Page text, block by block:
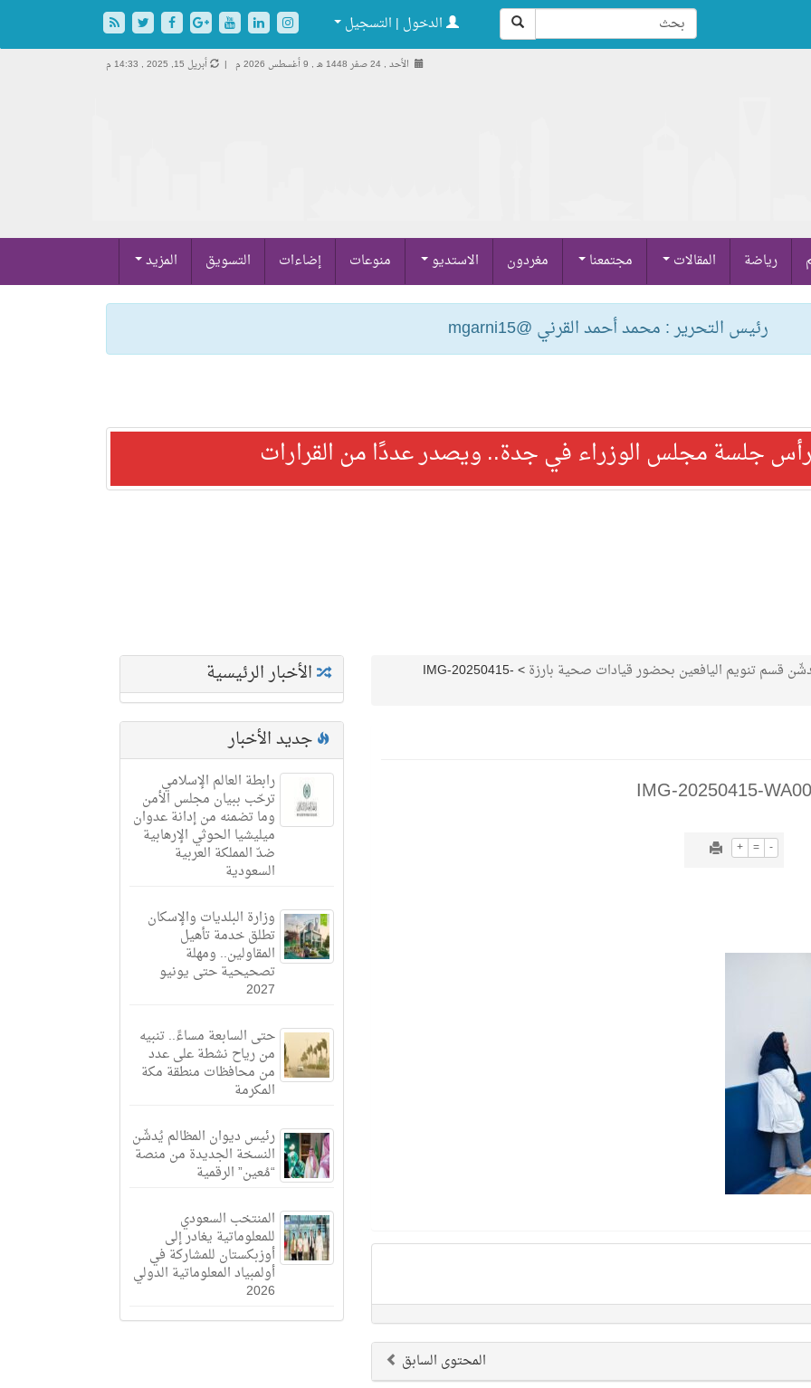
الدخول | التسجيل
الأحد , 24 صفر 1448 هـ , 9 أغسطس 2026 م | أبريل 15, 2025 , 14:33 م
رياضة المقالات مجتمعنا مغردون الاستديو منوعات إضاءات التسويق المزيد
رئيس التحرير : محمد أحمد القرني @mgarni15
جلسة مجلس الوزراء في جدة.. ويصدر عددًا من القرارات
الأخبار الرئيسية
جديد الأخبار
رابطة العالم الإسلامي
ترحّب ببيان مجلس الأمن
وما تضمنه من إدانة عدوان
ميليشيا الحوثي الإرهابية
ضدّ المملكة العربية
السعودية
وزارة البلديات والإسكان
تطلق خدمة تأهيل
المقاولين.. ومهلة
تصحيحية حتى يونيو
2027
حتى السابعة مساءً.. تنبيه
من رياح نشطة على عدد
من محافظات منطقة مكة
المكرمة
رئيس ديوان المظالم يُدشّن
النسخة الجديدة من منصة
“مُعين” الرقمية
المنتخب السعودي
للمعلوماتية يغادر إلى
أوزبكستان للمشاركة في
أولمبياد المعلوماتية الدولي
2026
قسم تنويم اليافعين بحضور قيادات صحية بارزة>
IMG-20250415-
IMG-20250415-
+ = -
المحتوى السابق